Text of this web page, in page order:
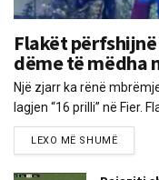
Flakët
dëme të mëdha
Një zjarr ka rënë
lagjen “16 prilli” në Fier.
LEXO MË SHUMË